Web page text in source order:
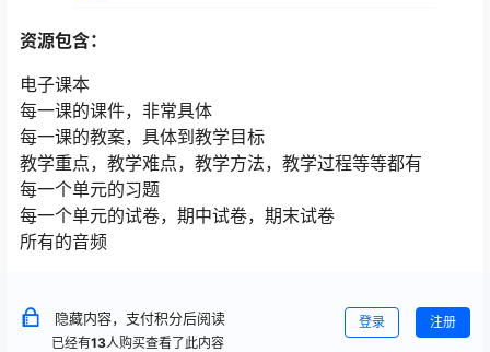
资源包含：
电子课本
每一课的课件，非常具体
每一课的教案，具体到教学目标
教学重点，教学难点，教学方法，教学过程等等都有
每一个单元的习题
每一个单元的试卷，期中试卷，期末试卷
所有的音频
隐藏内容，支付积分后阅读
已经有13人购买查看了此内容
登录 注册